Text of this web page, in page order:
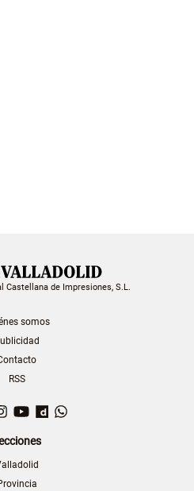
Castellana de Impresiones, S.L.
somos
RSS
Instagram
YouTubeDailymotion